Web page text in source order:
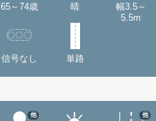
65～74歳 晴
幅3.5～
5.5m
信号なし 単路
他 他